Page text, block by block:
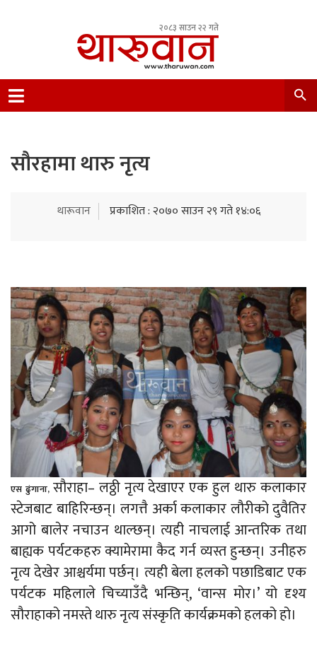
२०८३ साउन २२ गते
Nepal.
सौरहामा थारु नृत्य
थारूवान प्रकाशित : २०७० साउन २९ गते १४:०६
एस ढुंगाना, सौराहा– लठ्ठी नृत्य देखाएर एक हुल थारु कलाकार
स्टेजबाट बाहिरिन्छन्। लगत्तै अर्का कलाकार लौरीको दुवैतिर
आगो बालेर नचाउन थाल्छन्। त्यही नाचलाई आन्तरिक तथा
बाह्यक पर्यटकहरु क्यामेरामा कैद गर्न व्यस्त हुन्छन्। उनीहरु
नृत्य देखेर आश्चर्यमा पर्छन्। त्यही बेला हलको पछाडिबाट एक
पर्यटक महिलाले चिच्याउँदै भन्छिन्, ‘वान्स मोर।’ यो दृश्य
सौराहाको नमस्ते थारु नृत्य संस्कृति कार्यक्रमको हलको हो।